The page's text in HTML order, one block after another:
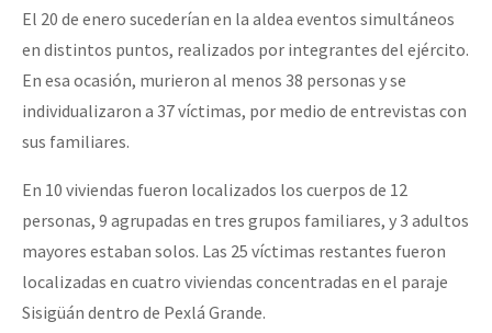
El 20 de enero sucederían en la aldea eventos simultáneos
en distintos puntos, realizados por integrantes del ejército.
En esa ocasión, murieron al menos 38 personas y se
individualizaron a 37 víctimas, por medio de entrevistas con
sus familiares.
En 10 viviendas fueron localizados los cuerpos de 12
personas, 9 agrupadas en tres grupos familiares, y 3 adultos
mayores estaban solos. Las 25 víctimas restantes fueron
localizadas en cuatro viviendas concentradas en el paraje
Sisigüán dentro de Pexlá Grande.